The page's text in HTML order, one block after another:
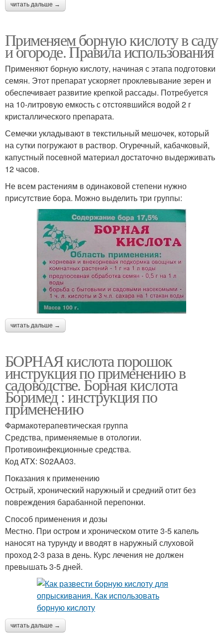
читать дальше →
Применяем борную кислоту в саду
и огороде. Правила использования
Применяют борную кислоту, начиная с этапа подготовки
семян. Этот препарат ускоряет проклевывание зерен и
обеспечивает развитие крепкой рассады. Потребуется
на 10-литровую емкость с отстоявшийся водой 2 г
кристаллического препарата.
Семечки укладывают в текстильный мешочек, который
на сутки погружают в раствор. Огуречный, кабачковый,
капустный посевной материал достаточно выдерживать
12 часов.
Не всем растениям в одинаковой степени нужно
присутствие бора. Можно выделить три группы:
читать дальше →
БОРНАЯ кислота порошок
инструкция по применению в
садоводстве. Борная кислота
Боримед : инструкция по
применению
Фармакотерапевтическая группа
Средства, применяемые в отологии.
Противоинфекционные средства.
Код ATX: S02AA03.
Показания к применению
Острый, хронический наружный и средний отит без
повреждения барабанной перепонки.
Способ применения и дозы
Местно. При остром и хроническом отите 3-5 капель
наносят на турунду и вводят в наружный слуховой
проход 2-3 раза в день. Курс лечения не должен
превышать 3-5 дней.
читать дальше →